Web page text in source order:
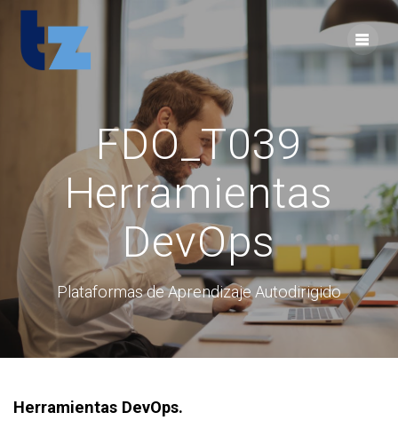
FDO_T039
Herramientas
DevOps
Plataformas de Aprendizaje Autodirigido
Herramientas DevOps.